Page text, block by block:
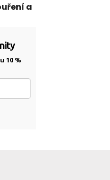
a
10 %